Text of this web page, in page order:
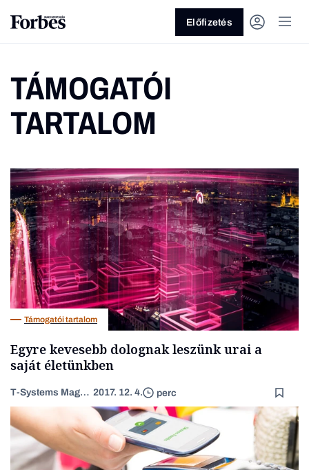
Vagy fedezze fel a következő
témákat
Üzlet Pénz Zöld Legyél jobb!
Előfizetés
TÁMOGATÓI
TARTALOM
Támogatói tartalom
Egyre kevesebb dolognak leszünk urai a
saját életünkben
T-Systems Magyarország 2017. 12. 4. perc